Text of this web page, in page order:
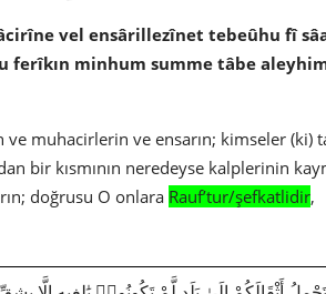
vel ensârillezînet tebeûhu fî
ferîkın minhum summe tâbe
muhacirlerin ve ensarın; kimseler (ki)
bir kısmının neredeyse kalplerinin
doğrusu O onlara Rauf’tur/şefkatlidir,